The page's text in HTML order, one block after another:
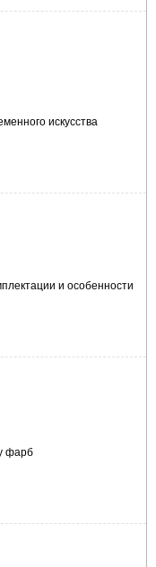
искусства
и особенности
фарб